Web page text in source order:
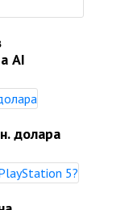
AI
долара